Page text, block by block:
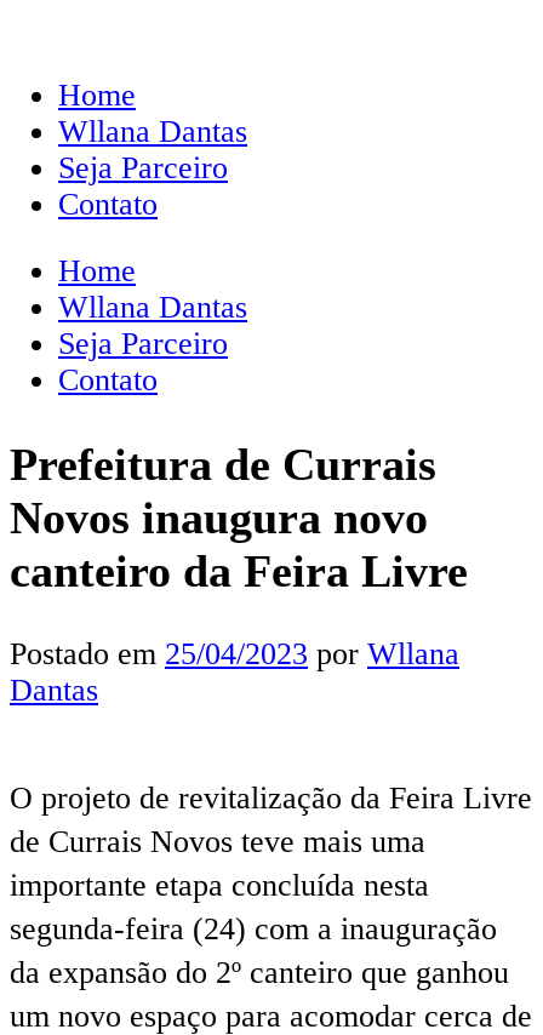
Home
Wllana Dantas
Seja Parceiro
Contato
Home
Wllana Dantas
Seja Parceiro
Contato
Prefeitura de Currais
Novos inaugura novo
canteiro da Feira Livre
Postado em 25/04/2023 por Wllana
Dantas
O projeto de revitalização da Feira Livre
de Currais Novos teve mais uma
importante etapa concluída nesta
segunda-feira (24) com a inauguração
da expansão do 2º canteiro que ganhou
um novo espaço para acomodar cerca de